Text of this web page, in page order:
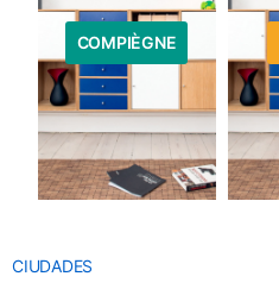
COMPIÈGNE
CIUDADES